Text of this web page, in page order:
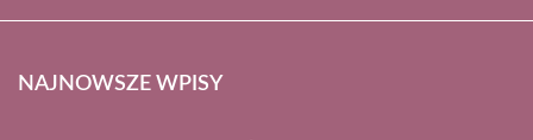
NAJNOWSZE WPISY